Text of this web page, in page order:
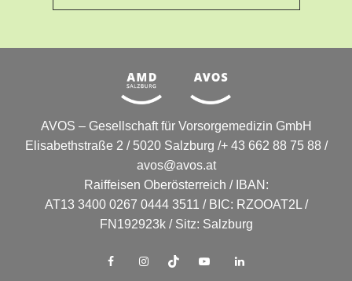
AVOS – Gesellschaft für Vorsorgemedizin GmbH
Elisabethstraße 2 / 5020 Salzburg /+ 43 662 88 75 88 /
avos@avos.at
Raiffeisen Oberösterreich / IBAN:
AT13 3400 0267 0444 3511 / BIC: RZOOAT2L /
FN192923k / Sitz: Salzburg